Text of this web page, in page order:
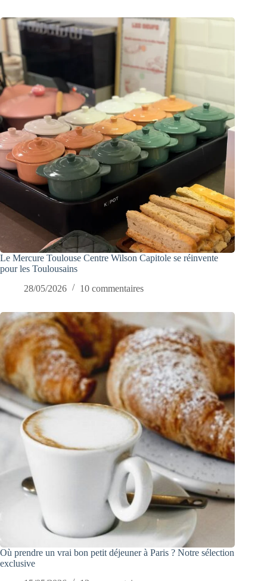
Le Mercure Toulouse Centre Wilson Capitole se réinvente
pour les Toulousains
28/05/2026
10 commentaires
Où prendre un vrai bon petit déjeuner à Paris ? Notre sélection
exclusive